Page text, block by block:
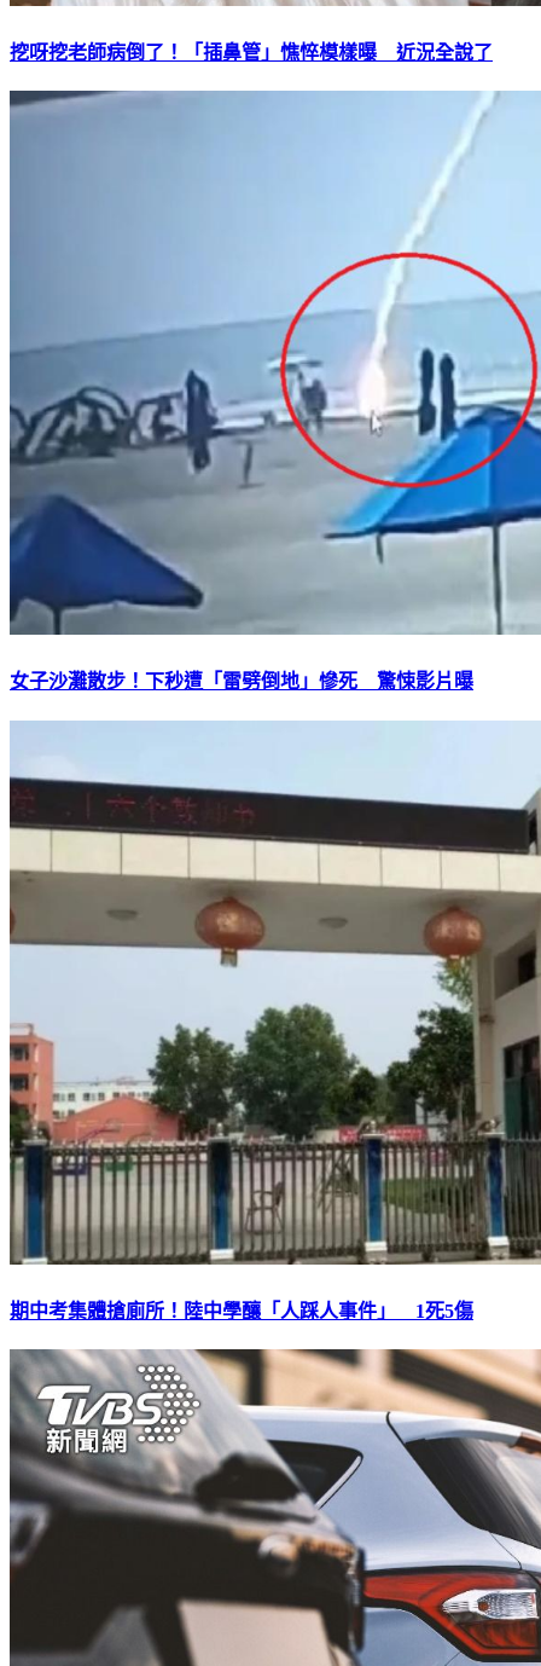
挖呀挖老師病倒了！「插鼻管」憔悴模樣曝 近況全說了
女子沙灘散步！下秒遭「雷劈倒地」慘死 驚悚影片曝
期中考集體搶廁所！陸中學釀「人踩人事件」 1死5傷